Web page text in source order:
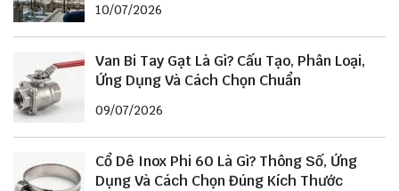
10/07/2026
Van Bi Tay Gạt Là Gì? Cấu Tạo, Phân Loại,
Ứng Dụng Và Cách Chọn Chuẩn
09/07/2026
Cổ Dê Inox Phi 60 Là Gì? Thông Số, Ứng
Dụng Và Cách Chọn Đúng Kích Thước